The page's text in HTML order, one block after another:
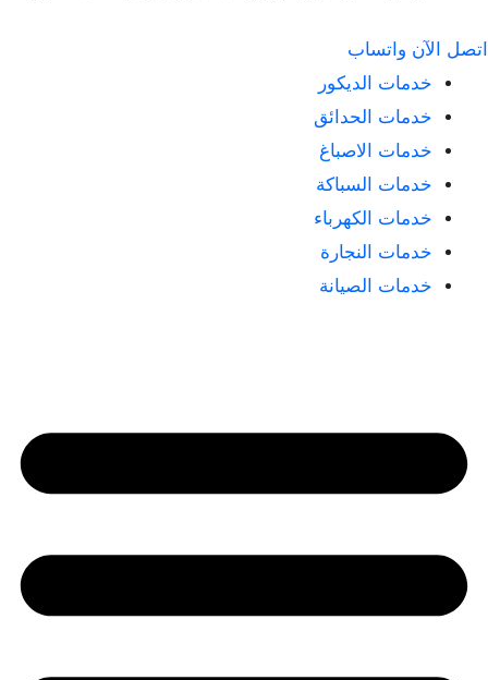
اتصل الآن واتساب
خدمات الديكور
خدمات الحدائق
خدمات الاصباغ
خدمات السباكة
خدمات الكهرباء
خدمات النجارة
خدمات الصيانة